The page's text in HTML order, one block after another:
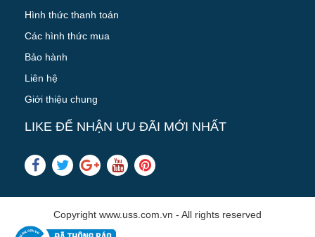
Hình thức thanh toán
Các hình thức mua
Bảo hành
Liên hệ
Giới thiệu chung
LIKE ĐỂ NHẬN ƯU ĐÃI MỚI NHẤT
Copyright www.uss.com.vn - All rights reserved